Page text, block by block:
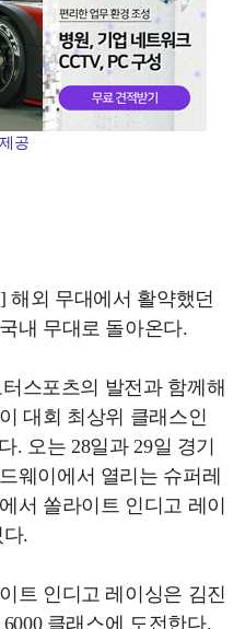
공
해외 무대에서 활약했던
내 무대로 돌아온다.
스포츠의 발전과 함께해
대회 최상위 클래스인
. 오는 28일과 29일 경기
웨이에서 열리는 슈퍼레
서 쏠라이트 인디고 레이
.
트 인디고 레이싱은 김진
클래스에 도전한다.